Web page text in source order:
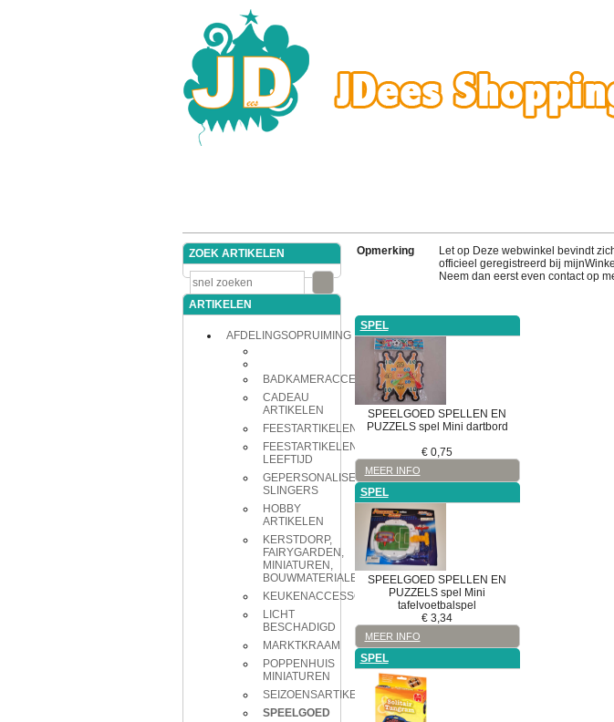
ZOEK ARTIKELEN
ARTIKELEN
AFDELINGSOPRUIMING
BADKAMERACCESSOIRES
CADEAU
ARTIKELEN
FEESTARTIKELEN
FEESTARTIKELEN
LEEFTIJD
GEPERSONALISEERDE
SLINGERS
HOBBY
ARTIKELEN
KERSTDORP,
FAIRYGARDEN,
MINIATUREN,
BOUWMATERIALEN
KEUKENACCESSOIRES
LICHT
BESCHADIGD
MARKTKRAAM
POPPENHUIS
MINIATUREN
SEIZOENSARTIKELEN
SPEELGOED
Opmerking
Let op Deze webwinkel bevindt
officieel geregistreerd bij
Neem dan eerst even contact op
SPEL
SPEELGOED SPELLEN EN
PUZZELS spel
Mini dartbord
€0,75
MEER INFO
SPEL
SPEELGOED SPELLEN EN
PUZZELS spel
Mini
tafelvoetbalspel
€3,34
MEER INFO
SPEL